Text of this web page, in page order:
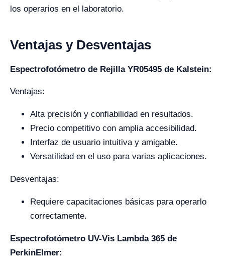
los operarios en el laboratorio.
Ventajas y Desventajas
Espectrofotómetro de Rejilla YR05495 de Kalstein:
Ventajas:
Alta precisión y confiabilidad en resultados.
Precio competitivo con amplia accesibilidad.
Interfaz de usuario intuitiva y amigable.
Versatilidad en el uso para varias aplicaciones.
Desventajas:
Requiere capacitaciones básicas para operarlo
correctamente.
Espectrofotómetro UV-Vis Lambda 365 de
PerkinElmer: